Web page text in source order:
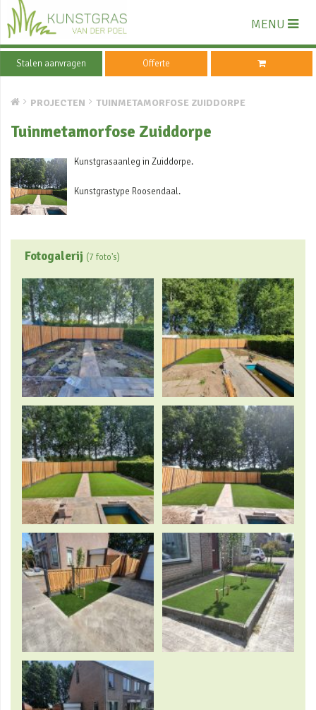
MENU
Stalen aanvragen Offerte
PROJECTEN TUINMETAMORFOSE ZUIDDORPE
Tuinmetamorfose Zuiddorpe
Kunstgrasaanleg in Zuiddorpe.
Kunstgrastype Roosendaal.
Fotogalerij (7 foto's)